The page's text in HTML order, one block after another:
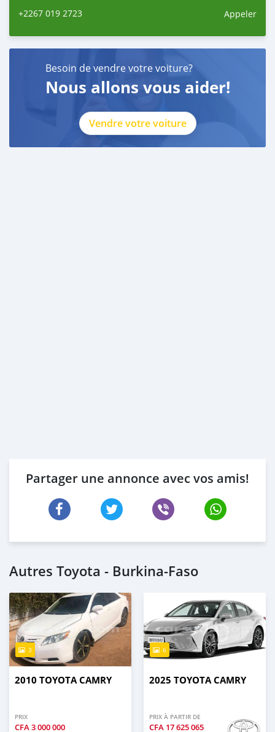
+2267 019 2723 Appeler
Besoin de vendre votre voiture?
Nous allons vous aider!
Vendre votre voiture
Partager une annonce avec vos amis!
Autres Toyota - Burkina-Faso
3
2010 TOYOTA CAMRY
PRIX
CFA3 000 000
6
2025 TOYOTA CAMRY
PRIX À PARTIR DE
CFA 17 625 065